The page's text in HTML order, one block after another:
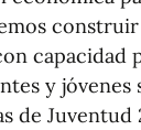
capacidad
y jóvenes
de Juventud